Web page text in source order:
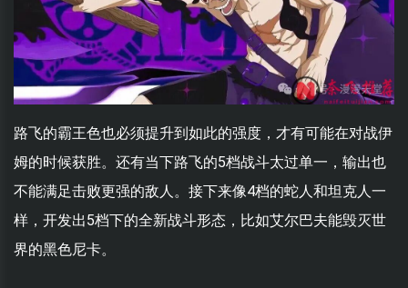
路飞的霸王色也必须提升到如此的强度，才有可能在对战伊
姆的时候获胜。还有当下路飞的5档战斗太过单一，输出也
不能满足击败更强的敌人。接下来像4档的蛇人和坦克人一
样，开发出5档下的全新战斗形态，比如艾尔巴夫能毁灭世
界的黑色尼卡。